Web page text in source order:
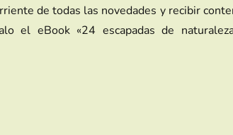
de todas las novedades y recibir
el eBook «24 escapadas de